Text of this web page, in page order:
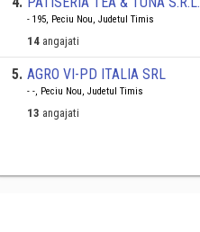
- 195, Peciu Nou, Judetul Timis
14 angajati
5. AGRO VI-PD ITALIA SRL
- -, Peciu Nou, Judetul Timis
13 angajati